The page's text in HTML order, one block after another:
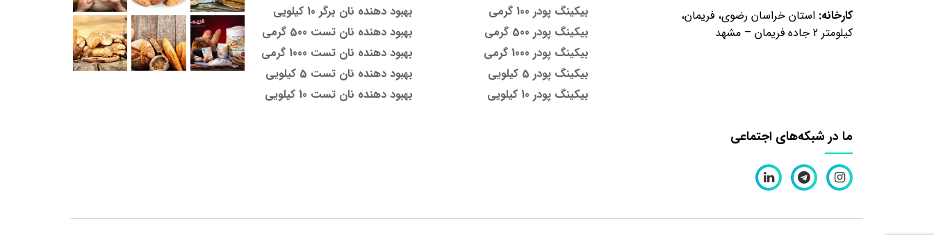
کارخانه: استان خراسان رضوی، فریمان،
کیلومتر 2 جاده فریمان – مشهد
بیکینگ پودر 100 گرمی
بیکینگ پودر 500 گرمی
بیکینگ پودر 1000 گرمی
بیکینگ پودر 5 کیلویی
بیکینگ پودر 10 کیلویی
بهبود دهنده نان برگر 10 کیلویی
بهبود دهنده نان تست 500 گرمی
بهبود دهنده نان تست 1000 گرمی
بهبود دهنده نان تست 5 کیلویی
بهبود دهنده نان تست 10 کیلویی
ما در شبکه‌های اجتماعی